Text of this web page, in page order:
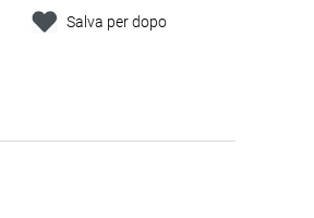
Salva per dopo